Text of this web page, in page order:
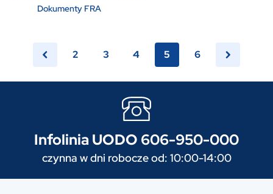
Dokumenty FRA
2 3 4 5 6
Infolinia UODO 606-950-000
czynna w dni robocze od: 10:00-14:00